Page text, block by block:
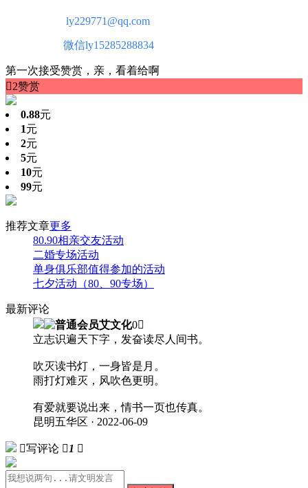
ly229771@qq.com
微信ly15285288834
第一次接受赞赏，亲，看着给啊
2赞赏
0.88元
1元
2元
5元
10元
99元
推荐文章更多
80.90相亲交友活动
二婚专场活动
单身俱乐部值得参加的活动
七夕活动（80、90专场）
最新评论
艾文化0
立志识遍天下字，发奋读尽人间书。
吹灭读书灯，一身皆是月。
雨打灯难灭，风吹色更明。
有爱就要说出来，情书一页也传真。
昆明五华区 · 2022-06-09
写评论  1 